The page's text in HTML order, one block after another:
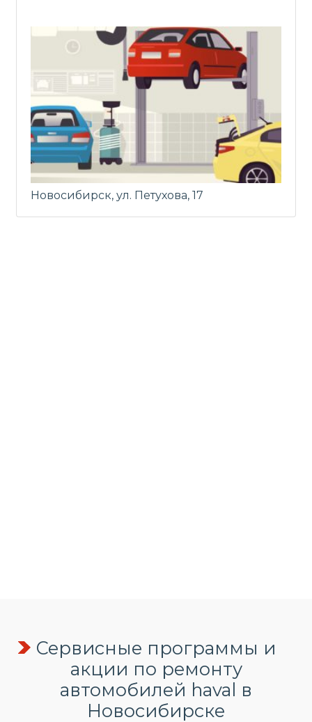
Новосибирск, ул. Петухова, 17
Сервисные программы и
акции по ремонту
автомобилей haval в
Новосибирске